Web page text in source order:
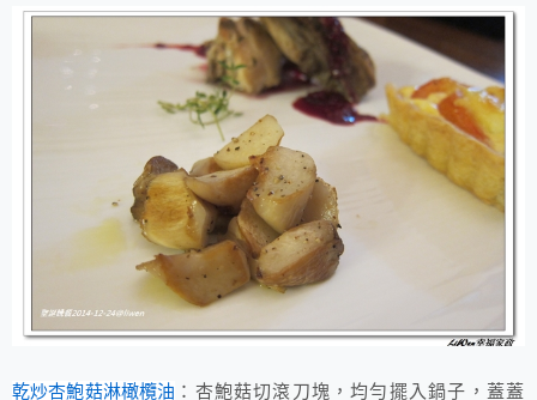
乾炒杏鮑菇淋橄欖油 ：杏鮑菇切滾刀塊，均勻擺入鍋子，蓋蓋